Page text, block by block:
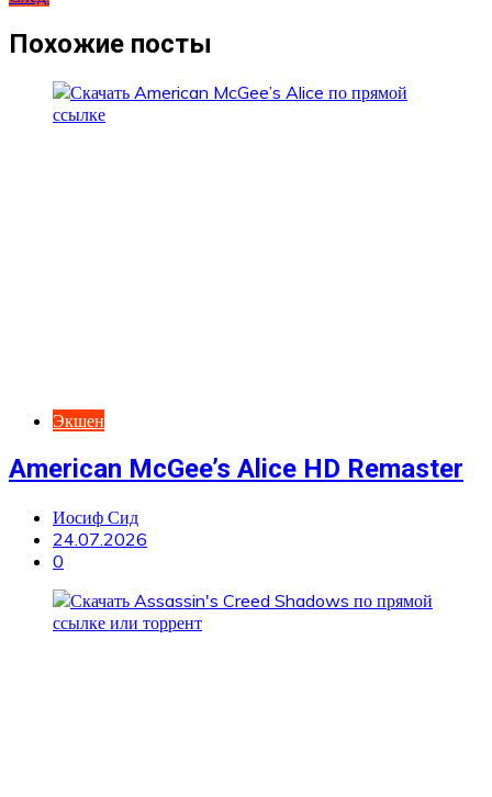
по
записям
Похожие посты
Экшен
American McGee’s Alice HD Remaster
Иосиф Сид
24.07.2026
0